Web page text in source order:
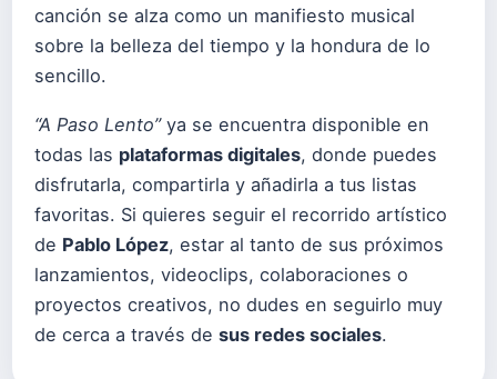
canción se alza como un manifiesto musical
sobre la belleza del tiempo y la hondura de lo
sencillo.
“A Paso Lento”ya se encuentra disponible en
todas las plataformas digitales, donde puedes
disfrutarla, compartirla y añadirla a tus listas
favoritas. Si quieres seguir el recorrido artístico
de Pablo López, estar al tanto de sus próximos
lanzamientos, videoclips, colaboraciones o
proyectos creativos, no dudes en seguirlo muy
de cerca a través de sus redes sociales.